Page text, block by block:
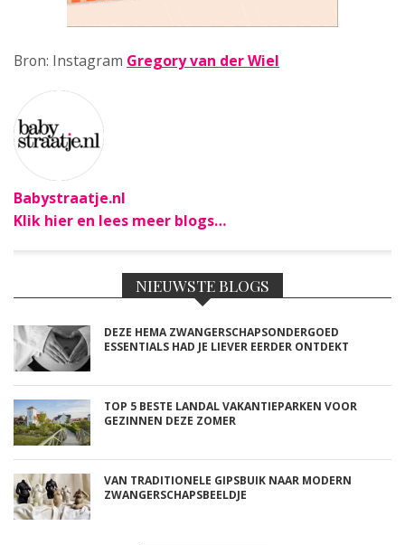
Bron: Instagram Gregory van der Wiel
Babystraatje.nl
Klik hier en lees meer blogs…
NIEUWSTE BLOGS
DEZE HEMA ZWANGERSCHAPSONDERGOED
ESSENTIALS HAD JE LIEVER EERDER ONTDEKT
TOP 5 BESTE LANDAL VAKANTIEPARKEN VOOR
GEZINNEN DEZE ZOMER
VAN TRADITIONELE GIPSBUIK NAAR MODERN
ZWANGERSCHAPSBEELDJE